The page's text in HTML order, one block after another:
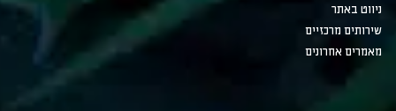
ניווט באתר
שירותים מרכזיים
מאמרים אחרונים